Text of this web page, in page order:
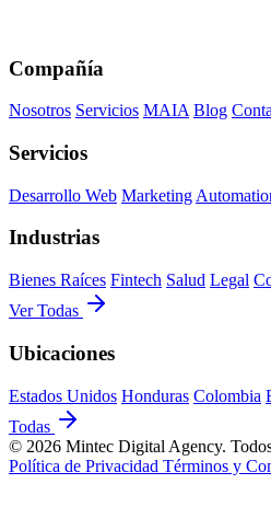
Compañía
Nosotros Servicios MAIA Blog
Servicios
Desarrollo Web Marketing
Industrias
Bienes Raíces Fintech Salud Legal
Ver Todas
Ubicaciones
Estados Unidos Honduras Colombia
Todas
© 2026 Mintec Digital Agency.
Política de Privacidad Términos y